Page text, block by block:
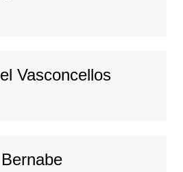
Vasconcellos